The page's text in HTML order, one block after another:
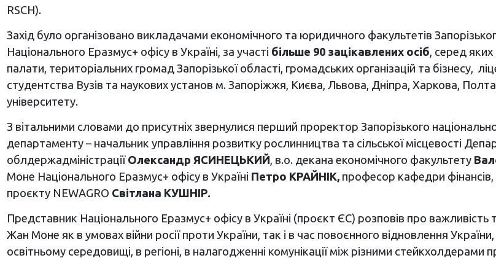
RSCH).
Захід було організовано викладачами економічного та юридичного факультетів
Національного Еразмус+ офісу в Україні, за участі більше 90 зацікавлених осіб , серед
палати, територіальних громад Запорізької області, громадських організацій та бізнесу,
студентства Вузів та наукових установ м. Запоріжжя, Києва, Львова, Дніпра, Харкова,
університету.
З вітальними словами до присутніх звернулися перший проректор Запорізького
департаменту – начальник управління розвитку рослинництва та сільської місцевості
облдержадміністрації Олександр ЯСИНЕЦЬКИЙ , в.о. декана економічного факультету
Моне Національного Еразмус+ офісу в Україні Петро КРАЙНІК, професор кафедри
проєкту NEWAGRO Світлана КУШНІР.
Представник Національного Еразмус+ офісу в Україні (проєкт ЄС) розповів про
Жан Моне як в умовах війни росії проти України, так і в час повоєнного відновлення
освітньому середовищі, в регіоні, в налагодженні комунікації між різними